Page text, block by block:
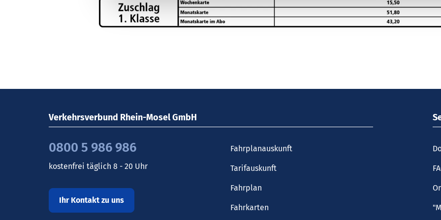
Verkehrsverbund Rhein-Mosel GmbH
0800 5 986 986
kostenfrei täglich 8 - 20 Uhr
Ihr Kontakt zu uns
Fahrplanauskunft
Tarifauskunft
Fahrplan
Fahrkarten